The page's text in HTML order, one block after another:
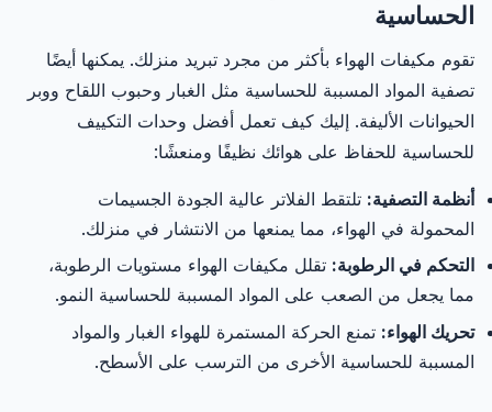
الحساسية
تقوم مكيفات الهواء بأكثر من مجرد تبريد منزلك. يمكنها أيضًا
تصفية المواد المسببة للحساسية مثل الغبار وحبوب اللقاح ووبر
الحيوانات الأليفة. إليك كيف تعمل أفضل وحدات التكييف
للحساسية للحفاظ على هوائك نظيفًا ومنعشًا:
أنظمة التصفية: تلتقط الفلاتر عالية الجودة الجسيمات
المحمولة في الهواء، مما يمنعها من الانتشار في منزلك.
التحكم في الرطوبة: تقلل مكيفات الهواء مستويات الرطوبة،
مما يجعل من الصعب على المواد المسببة للحساسية النمو.
تحريك الهواء: تمنع الحركة المستمرة للهواء الغبار والمواد
المسببة للحساسية الأخرى من الترسب على الأسطح.